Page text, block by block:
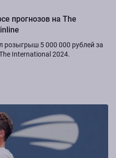
прогнозов на The
розыгрыш 5 000 000 рублей за
International 2024.